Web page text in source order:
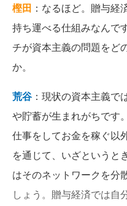
樫田 ：なるほど。贈与経
持ち運べる仕組みなんで
チが資本主義の問題をど
か。
荒谷 ：現状の資本主義で
や貯蓄が生まれがちです
仕事をしてお金を稼ぐ以
を通じて、いざというと
はそのネットワークを分
しょう。贈与経済では自